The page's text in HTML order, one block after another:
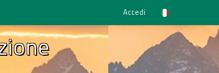
Accedi